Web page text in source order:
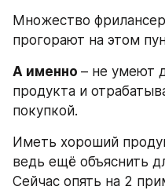
Множество
прогорают на этом
А именно – не умеют
продукта и
покупкой.
Иметь хороший
ведь ещё объяснить
Сейчас опять на 2